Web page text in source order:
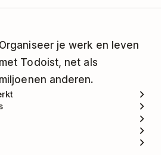
Organiseer je werk en leven
met Todoist, net als
miljoenen anderen.